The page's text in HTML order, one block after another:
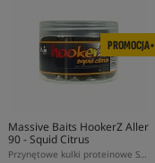
PROMOCJA+
Massive Baits HookerZ Aller
90 - Squid Citrus
Przynętowe kulki proteinowe Serii Aller 90 o zapachu kałamarnica z cytrusami